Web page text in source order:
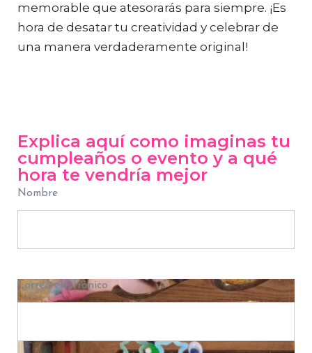
memorable que atesorarás para siempre. ¡Es
hora de desatar tu creatividad y celebrar de
una manera verdaderamente original!
Explica aquí como imaginas tu
cumpleaños o evento y a qué
hora te vendría mejor
Nombre
Correo electrónico